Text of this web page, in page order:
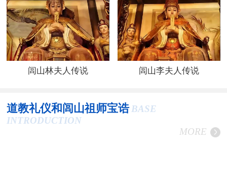
闾山林夫人传说 闾山李夫人传说
道教礼仪和闾山祖师宝诰 BASE
INTRODUCTION
MORE